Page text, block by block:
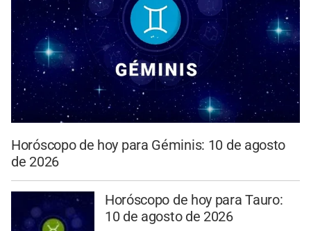
Horóscopo de hoy para Géminis: 10 de agosto
de 2026
Horóscopo de hoy para Tauro:
10 de agosto de 2026